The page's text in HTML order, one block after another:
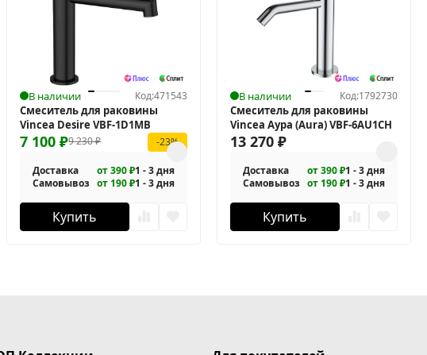
В наличии Код:471543
Смеситель для раковины
Vincea Desire VBF-1D1MB
9 230₽
7 100₽ -23%
Доставка от 390 ₽1 - 3 дня
Самовывоз от 190 ₽1 - 3 дня
Купить
В наличии Код:1792730
Смеситель для раковины
Vincea Аура (Aura) VBF-6AU1CH
13 270₽
Доставка от 390 ₽1 - 3 дня
Самовывоз от 190 ₽1 - 3 дня
Купить